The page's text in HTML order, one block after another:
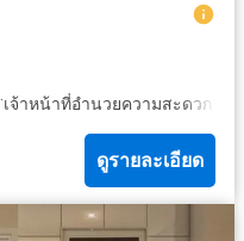
·เจ้าหน้าที่อำนวยความสะดวก
ดูรายละเอียด